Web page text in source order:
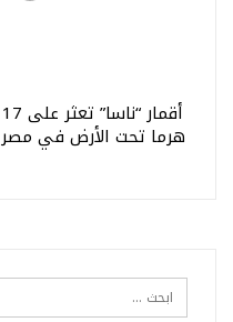
أقمار “ناسا” تعثر على 17
هرما تحت الأرض في مصر